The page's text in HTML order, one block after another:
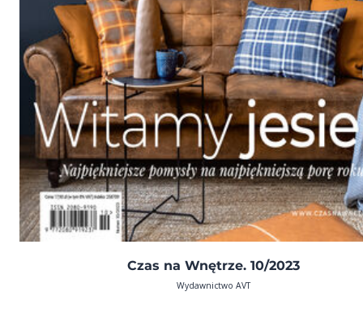
Czas na Wnętrze. 10/2023
Wydawnictwo AVT